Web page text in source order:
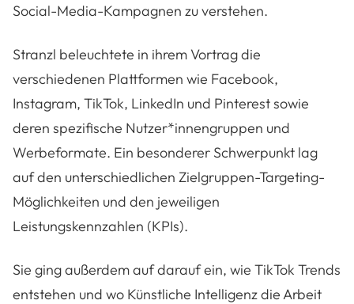
Social-Media-Kampagnen zu verstehen.
Stranzl beleuchtete in ihrem Vortrag die
verschiedenen Plattformen wie Facebook,
Instagram, TikTok, LinkedIn und Pinterest sowie
deren spezifische Nutzer*innengruppen und
Werbeformate. Ein besonderer Schwerpunkt lag
auf den unterschiedlichen Zielgruppen-Targeting-
Möglichkeiten und den jeweiligen
Leistungskennzahlen (KPIs).
Sie ging außerdem auf darauf ein, wie TikTok Trends
entstehen und wo Künstliche Intelligenz die Arbeit